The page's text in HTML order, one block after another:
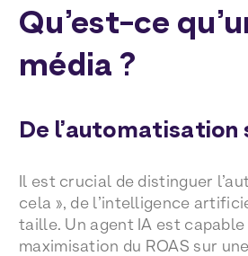
Qu’est-ce
média ?
De l’automatisation
Il est crucial de distinguer
cela », de l’intelligence
taille. Un agent IA est
maximisation du ROAS sur